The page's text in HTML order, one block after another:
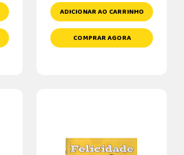
ADICIONAR AO CARRINHO
COMPRAR AGORA